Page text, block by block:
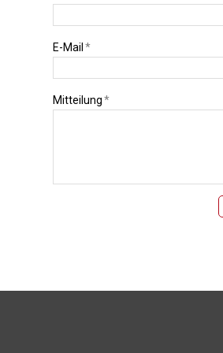
E-Mail*
Mitteilung*